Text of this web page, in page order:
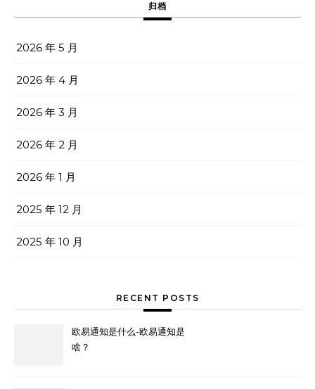
归档
2026 年 5 月
2026 年 4 月
2026 年 3 月
2026 年 2 月
2026 年 1 月
2025 年 12 月
2025 年 10 月
RECENT POSTS
欧易通知是什么-欧易通知是
啥？